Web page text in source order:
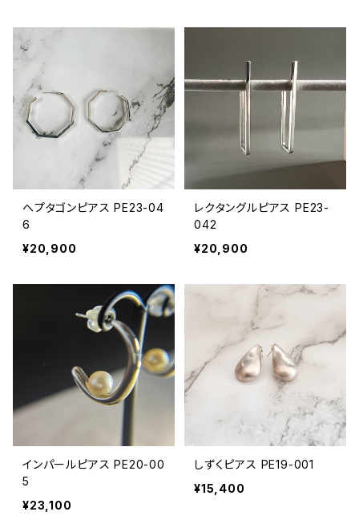
へプタゴンピアス PE23-04
6
¥20,900
レクタングルピアス PE23-
042
¥20,900
インパールピアス PE20-00
5
¥23,100
しずくピアス PE19-001
¥15,400